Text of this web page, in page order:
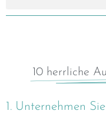
10 herrliche
1. Unternehmen